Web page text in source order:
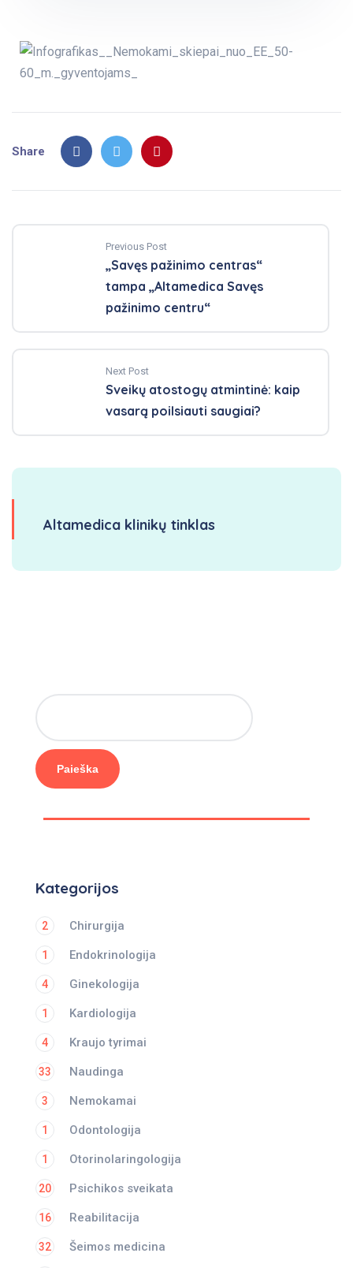
Share
Previous Post
„Savęs pažinimo centras“
tampa „Altamedica Savęs
pažinimo centru“
Next Post
Sveikų atostogų atmintinė: kaip
vasarą poilsiauti saugiai?
Altamedica klinikų tinklas
Paieška
Kategorijos
Chirurgija
2
Endokrinologija
1
Ginekologija
4
Kardiologija
1
Kraujo tyrimai
4
Naudinga
33
Nemokamai
3
Odontologija
1
Otorinolaringologija
1
Psichikos sveikata
20
Reabilitacija
16
Šeimos medicina
32